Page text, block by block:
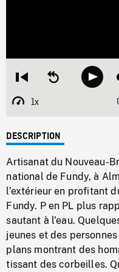
Restart
beginning
Seek
backwardPlay
1x
Playback
DESCRIPTION
Artisanat du Nouveau-
national de Fundy, à
l’extérieur en profitant
Fundy. P en PL plus
sautant à l’eau.
jeunes et des
plans montrant des
tissant des corbeilles.